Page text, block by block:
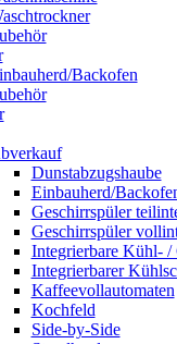
Backofen
Dunstabzugshaube
Einbauherd/
Geschirrspüler
Geschirrspüler
Integrierbare Kühl-
Integrierbarer
Kaffeevollautomaten
Kochfeld
Side-by-Side